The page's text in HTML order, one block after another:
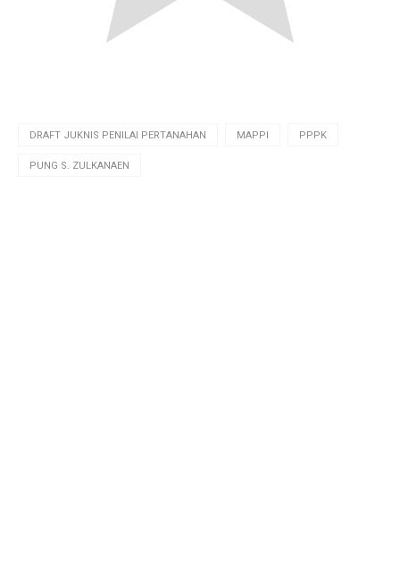
DRAFT JUKNIS PENILAI PERTANAHAN MAPPI PPPK
PUNG S. ZULKANAEN